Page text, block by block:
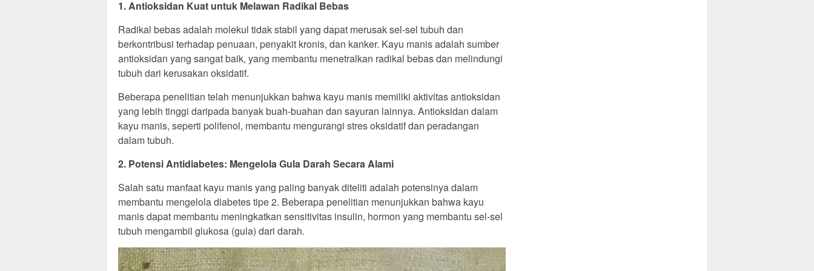
1. Antioksidan Kuat untuk Melawan Radikal Bebas
Radikal bebas adalah molekul tidak stabil yang dapat merusak sel-sel tubuh dan
berkontribusi terhadap penuaan, penyakit kronis, dan kanker. Kayu manis adalah sumber
antioksidan yang sangat baik, yang membantu menetralkan radikal bebas dan melindungi
tubuh dari kerusakan oksidatif.
Beberapa penelitian telah menunjukkan bahwa kayu manis memiliki aktivitas antioksidan
yang lebih tinggi daripada banyak buah-buahan dan sayuran lainnya. Antioksidan dalam
kayu manis, seperti polifenol, membantu mengurangi stres oksidatif dan peradangan
dalam tubuh.
2. Potensi Antidiabetes: Mengelola Gula Darah Secara Alami
Salah satu manfaat kayu manis yang paling banyak diteliti adalah potensinya dalam
membantu mengelola diabetes tipe 2. Beberapa penelitian menunjukkan bahwa kayu
manis dapat membantu meningkatkan sensitivitas insulin, hormon yang membantu sel-sel
tubuh mengambil glukosa (gula) dari darah.